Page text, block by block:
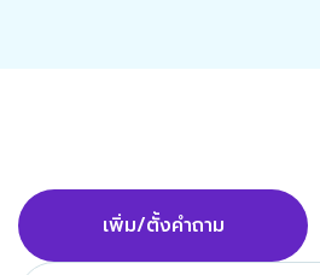
เพิ่ม/ตั้งคำถาม